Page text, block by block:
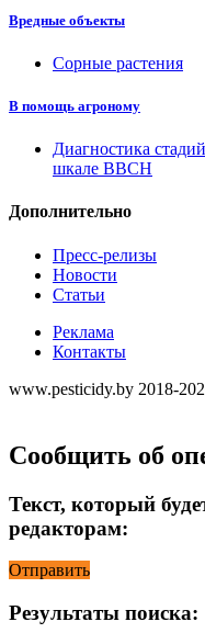
Вредные объекты
Сорные растения
В помощь агроному
Диагностика
шкале ВВСН
Дополнительно
Пресс-релизы
Новости
Статьи
Реклама
Контакты
www.pesticidy.by 2018-
Сообщить об
Текст, который
редакторам:
Отправить
Результаты поиска: